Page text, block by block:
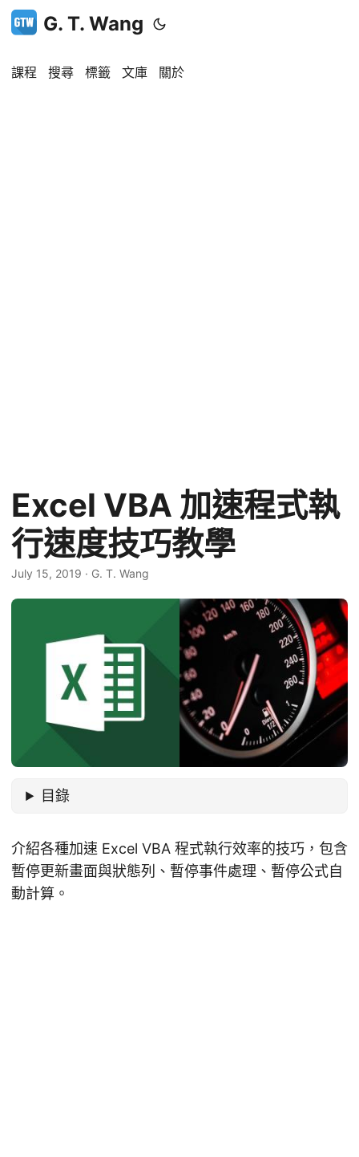
G. T. Wang
課程 搜尋 標籤 文庫 關於
Excel VBA 加速程式執
行速度技巧教學
July 15, 2019 · G. T. Wang
目錄
介紹各種加速 Excel VBA 程式執行效率的技巧，包含
暫停更新畫面與狀態列、暫停事件處理、暫停公式自
動計算。